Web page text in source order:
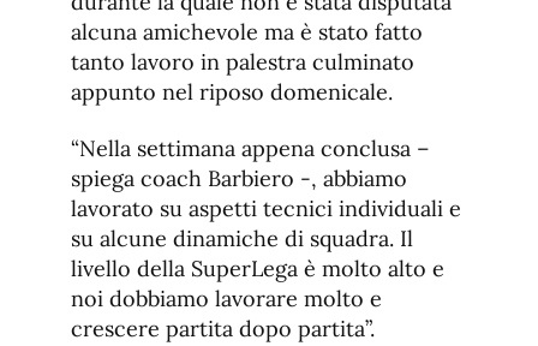
alcuna amichevole ma è stato fatto
tanto lavoro in palestra culminato
appunto nel riposo domenicale.
“Nella settimana appena conclusa –
spiega coach Barbiero -, abbiamo
lavorato su aspetti tecnici individuali e
su alcune dinamiche di squadra. Il
livello della SuperLega è molto alto e
noi dobbiamo lavorare molto e
crescere partita dopo partita”.